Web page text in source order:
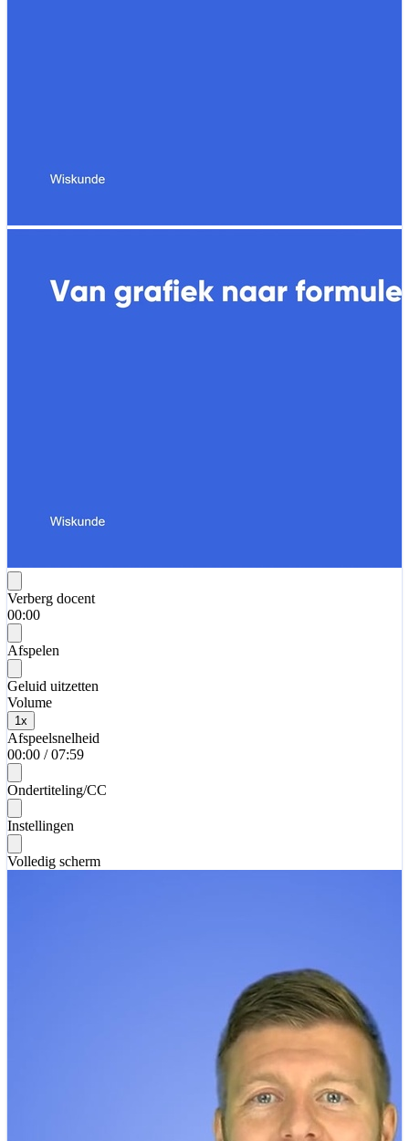
Verberg docent
00:00
Afspelen
Geluid uitzetten
Volume
1x
Afspeelsnelheid
00:00 / 07:59
Ondertiteling/CC
Instellingen
Volledig scherm